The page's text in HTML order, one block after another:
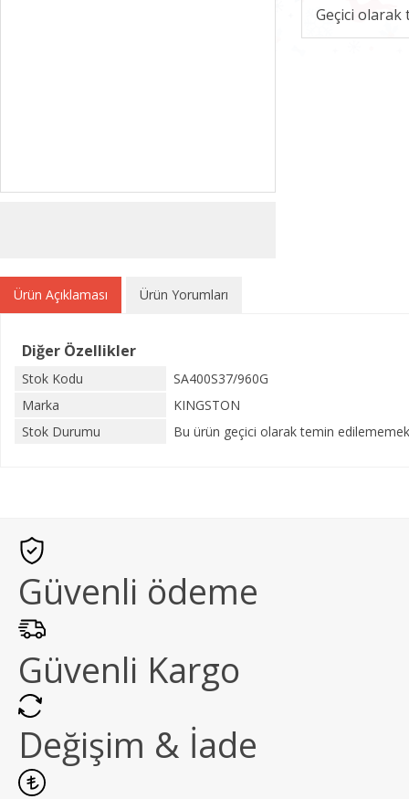
Geçici
Ürün Açıklaması Ürün Yorumları
Diğer Özellikler
Stok Kodu
SA400S37/960G
Marka
KINGSTON
Stok Durumu
Bu ürün geçici olarak temin
Güvenli ödeme
Güvenli Kargo
Değişim & İade